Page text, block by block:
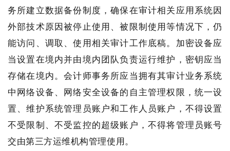
务所建立数据备份制度，确保在审计相关应用系统因
外部技术原因被停止使用、被限制使用等情况下，仍
能访问、调取、使用相关审计工作底稿。加密设备应
当设置在境内并由境内团队负责运行维护，密钥应当
存储在境内。会计师事务所应当拥有其审计业务系统
中网络设备、网络安全设备的自主管理权限，统一设
置、维护系统管理员账户和工作人员账户，不得设置
不受限制、不受监控的超级账户，不得将管理员账号
交由第三方运维机构管理使用。